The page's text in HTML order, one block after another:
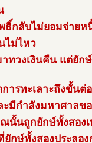
กลับไม่ยอมจ่ายหนี้
ไม่ไหว
ทวงเงินคืน แต่ยัก
ารทะเลาะถึงขั้นต่
ะมีกำลังมหาศาลข
นั้นถูกยักษ์ทั้งสอง
กษ์ทั้งสองประลอ